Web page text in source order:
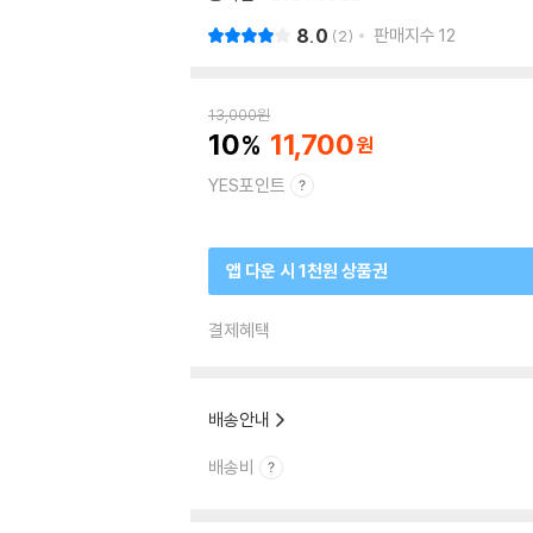
8.0 2 판매지수 12
13,000원
10 11,700
YES포인트
앱 다운 시 1천원 상품권
결제혜택
배송안내
배송비